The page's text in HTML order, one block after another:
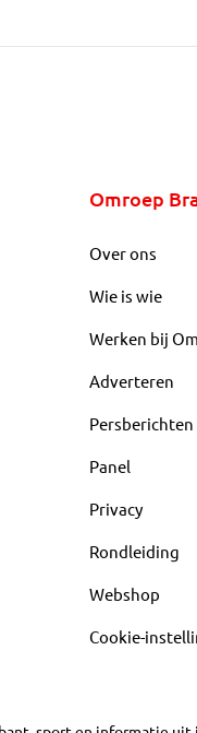
Omroep
Over ons
Wie is wie
Werken bij
Adverteren
Persberichten
Panel
Privacy
Rondleiding
Webshop
Cookie-